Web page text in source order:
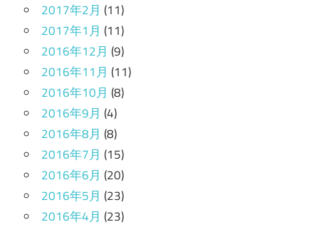
2017年2月 (11)
2017年1月 (11)
2016年12月 (9)
2016年11月 (11)
2016年10月 (8)
2016年9月 (4)
2016年8月 (8)
2016年7月 (15)
2016年6月 (20)
2016年5月 (23)
2016年4月 (23)